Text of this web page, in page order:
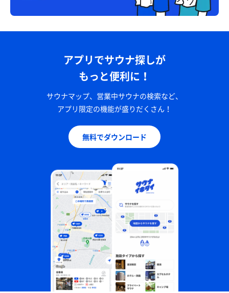
アプリでサウナ探しが
もっと便利に！
サウナマップ、営業中サウナの検索など、
アプリ限定の機能が盛りだくさん！
無料でダウンロード